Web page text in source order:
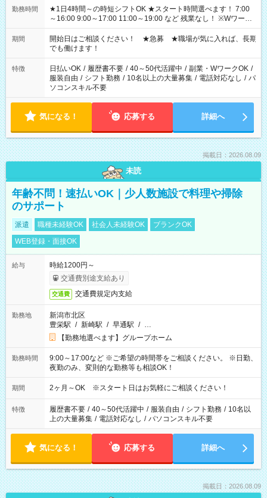
勤務時間
★1日4時間～の時短シフトOK ★スタート時間選べます！ 7:00
～16:00 9:00～17:00 11:00～19:00 など 残業なし！ ※Wワーク
の場合、他のお仕事と合わせ週40時間超の就業はご案内できま
せん ※法令に基づき、週20時間以上勤務は社会保険への加入対
象となります ※労働者派遣法（日雇い派遣の原則禁止）によ
り、短時間・短期間の就業はご案内が難しい場合があります
期間
開始日はご相談ください！ ★急募 ★職場が気に入れば、長期
でも働けます！
特徴 日払いOK / 履歴書不要 / 40～50代活躍中 / 副業・WワークOK /
服装自由 / シフト勤務 / 10名以上の大量募集 / 電話対応なし / パ
ソコンスキル不要
気になる！ 応募する 詳細へ
掲載日：2026.08.09
未読
年齢不問！速払いOK｜少人数施設で料理や掃除
のサポート
派遣 職種未経験OK 社会人未経験OK
ブランクOK
WEB登録・面接OK
給与
時給1200円～
交通費別途支給あり
交通費 交通費規定内支給
勤務地
新潟市北区
豊栄駅 / 新崎駅 / 早通駅 / …
【勤務地選べます】グループホーム
勤務時間
9:00～17:00など ※ご希望の時間帯をご相談ください。 ※日勤、
夜勤のみ、変則的な勤務等も相談OK！
期間 2ヶ月～OK ※スタート日はお気軽にご相談ください！
特徴 履歴書不要 / 40～50代活躍中 / 服装自由 / シフト勤務 / 10名以
上の大量募集 / 電話対応なし / パソコンスキル不要
気になる！ 応募する 詳細へ
掲載日：2026.08.09